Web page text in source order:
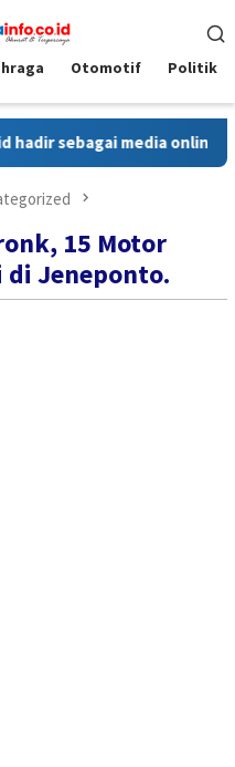
Otomotif Politik
media online yang
15 Motor
di Jeneponto.